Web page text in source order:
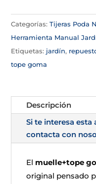
Categorías:Tijeras Poda
Herramienta Manual
Etiquetas: jardín,
tope goma
Descripción
Si te interesa
contacta con
El muelle+tope
original pensado